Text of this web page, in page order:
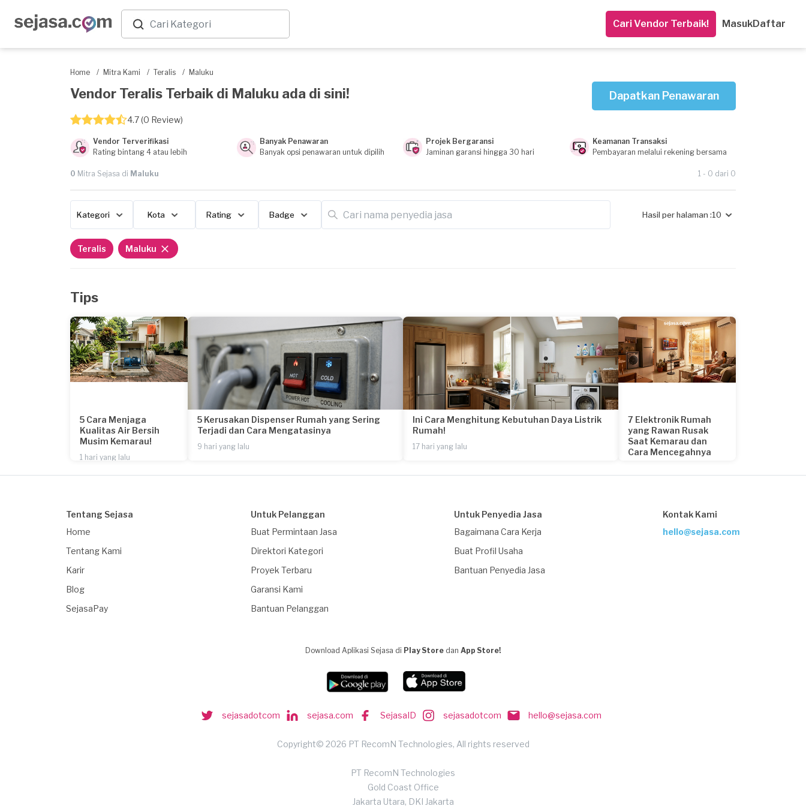
Cari Vendor Terbaik! MasukDaftar
Home / Mitra Kami / Teralis / Maluku
Vendor Teralis Terbaik di Maluku ada di sini!
4.7 (0 Review)
Dapatkan Penawaran
Vendor Terverifikasi
Rating bintang 4 atau lebih
Banyak Penawaran
Banyak opsi penawaran untuk dipilih
Projek Bergaransi
Jaminan garansi hingga 30 hari
Keamanan Transaksi
Pembayaran melalui rekening bersama
0 Mitra Sejasa di Maluku 1 - 0 dari 0
Kategori Kota Rating Badge Hasil per halaman :10
Teralis Maluku
Tips
5 Cara Menjaga
Kualitas Air Bersih
Musim Kemarau!
1 hari yang lalu
5 Kerusakan Dispenser Rumah yang Sering
Terjadi dan Cara Mengatasinya
9 hari yang lalu
Ini Cara Menghitung Kebutuhan Daya Listrik
Rumah!
17 hari yang lalu
7 Elektronik Rumah
yang Rawan Rusak
Saat Kemarau dan
Cara Mencegahnya
Tentang Sejasa
Home
Tentang Kami
Karir
Blog
SejasaPay
Untuk Pelanggan
Buat Permintaan Jasa
Direktori Kategori
Proyek Terbaru
Garansi Kami
Bantuan Pelanggan
Untuk Penyedia Jasa
Bagaimana Cara Kerja
Buat Profil Usaha
Bantuan Penyedia Jasa
Kontak Kami
hello@sejasa.com
Download Aplikasi Sejasa di Play Store dan App Store!
sejasadotcom sejasa.com SejasaID sejasadotcom hello@sejasa.com
Copyright© 2026 PT RecomN Technologies, All rights reserved
PT RecomN Technologies
Gold Coast Office
Jakarta Utara, DKI Jakarta